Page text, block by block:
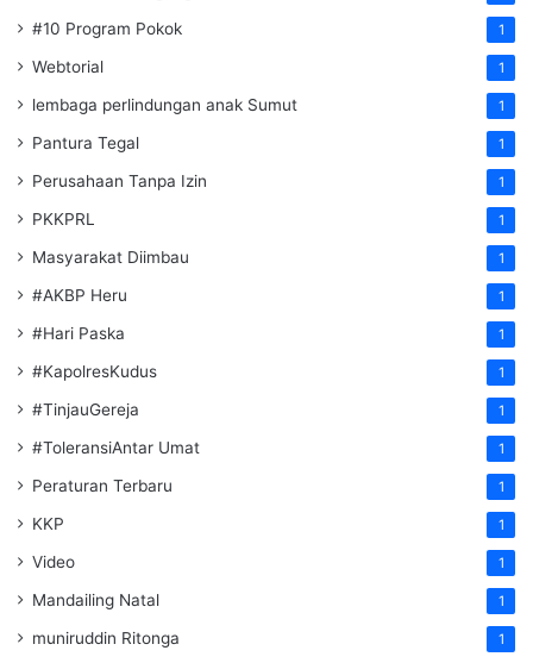
#10 Program Pokok 1
Webtorial 1
lembaga perlindungan anak Sumut 1
Pantura Tegal 1
Perusahaan Tanpa Izin 1
PKKPRL 1
Masyarakat Diimbau 1
#AKBP Heru 1
#Hari Paska 1
#KapolresKudus 1
#TinjauGereja 1
#ToleransiAntar Umat 1
Peraturan Terbaru 1
KKP 1
Video 1
Mandailing Natal 1
muniruddin Ritonga 1